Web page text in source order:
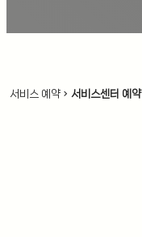
서비스 예약 chevron_right 서비스센터 예약